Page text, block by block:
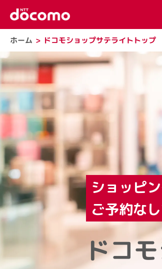
ホーム ドコモショップサテライトトップ
ショッピ
ご予約な
ドコ